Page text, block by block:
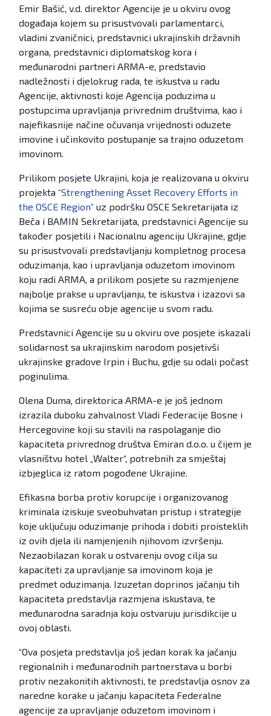
Emir Bašić, v.d. direktor Agencije je u okviru ovog
događaja kojem su prisustvovali parlamentarci,
vladini zvaničnici, predstavnici ukrajinskih državnih
organa, predstavnici diplomatskog kora i
međunarodni partneri ARMA-e, predstavio
nadležnosti i djelokrug rada, te iskustva u radu
Agencije, aktivnosti koje Agencija poduzima u
postupcima upravljanja privrednim društvima, kao i
najefikasnije načine očuvanja vrijednosti oduzete
imovine i učinkovito postupanje sa trajno oduzetom
imovinom.
Prilikom posjete Ukrajini, koja je realizovana u okviru
projekta “Strengthening Asset Recovery Efforts in
the OSCE Region” uz podršku OSCE Sekretarijata iz
Beča i BAMIN Sekretarijata, predstavnici Agencije su
također posjetili i Nacionalnu agenciju Ukrajine, gdje
su prisustvovali predstavljanju kompletnog procesa
oduzimanja, kao i upravljanja oduzetom imovinom
koju radi ARMA, a prilikom posjete su razmjenjene
najbolje prakse u upravljanju, te iskustva i izazovi sa
kojima se susreću obje agencije u svom radu.
Predstavnici Agencije su u okviru ove posjete iskazali
solidarnost sa ukrajinskim narodom posjetivši
ukrajinske gradove Irpin i Buchu, gdje su odali počast
poginulima.
Olena Duma, direktorica ARMA-e je još jednom
izrazila duboku zahvalnost Vladi Federacije Bosne i
Hercegovine koji su stavili na raspolaganje dio
kapaciteta privrednog društva Emiran d.o.o. u čijem je
vlasništvu hotel „Walter“, potrebnih za smještaj
izbjeglica iz ratom pogođene Ukrajine.
Efikasna borba protiv korupcije i organizovanog
kriminala iziskuje sveobuhvatan pristup i strategije
koje uključuju oduzimanje prihoda i dobiti proisteklih
iz ovih djela ili namjenjenih njihovom izvršenju.
Nezaobilazan korak u ostvarenju ovog cilja su
kapaciteti za upravljanje sa imovinom koja je
predmet oduzimanja. Izuzetan doprinos jačanju tih
kapaciteta predstavlja razmjena iskustava, te
međunarodna saradnja koju ostvaruju jurisdikcije u
ovoj oblasti.
“Ova posjeta predstavlja još jedan korak ka jačanju
regionalnih i međunarodnih partnerstava u borbi
protiv nezakonitih aktivnosti, te predstavlja osnov za
naredne korake u jačanju kapaciteta Federalne
agencije za upravljanje oduzetom imovinom i